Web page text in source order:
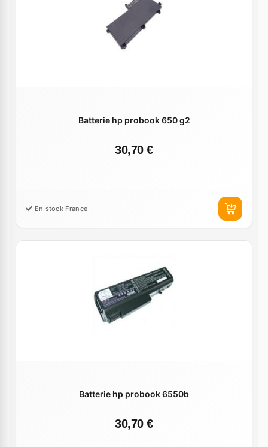
Batterie hp probook 650 g2
30,70 €
En stock France
Batterie hp probook 6550b
30,70 €